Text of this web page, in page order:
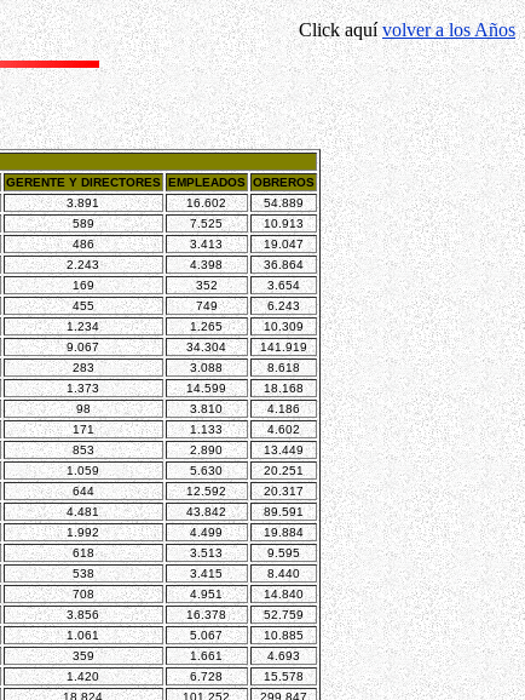
Click aquívolver a los Años
GERENTE Y DIRECTORES EMPLEADOS OBREROS
3.891 16.602
54.889
589 7.525
10.913
486 3.413
19.047
2.243 4.398
36.864
169 352
3.654
455 749
6.243
1.234 1.265
10.309
9.067 34.304
141.919
283 3.088
8.618
1.373 14.599
18.168
98 3.810
4.186
171 1.133
4.602
853 2.890
13.449
1.059 5.630
20.251
644 12.592
20.317
4.481 43.842
89.591
1.992 4.499
19.884
618 3.513
9.595
538 3.415
8.440
708 4.951
14.840
3.856 16.378
52.759
1.061 5.067
10.885
359 1.661
4.693
1.420 6.728
15.578
18.824 101.252 299.847